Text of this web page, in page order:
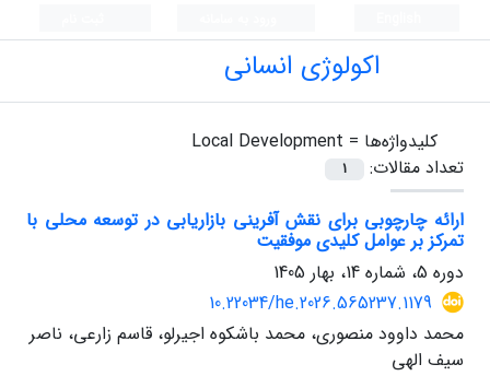
اکولوژی انسانی
کلیدواژه‌ها = Local Development
تعداد مقالات:
1
ارائه چارچوبی برای نقش آفرینی بازاریابی در توسعه محلی با
تمرکز بر عوامل کلیدی موفقیت
دوره 5، شماره 14، بهار 1405
10.22034/he.2026.565237.1179
محمد داوود منصوری، محمد باشکوه اجیرلو، قاسم زارعی، ناصر
سیف الهی